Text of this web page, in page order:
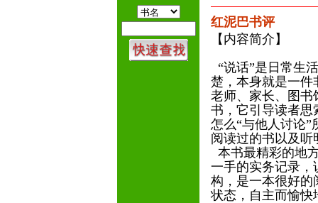
红泥巴书评
【内容简介】
“说话”是日常生
楚，本身就是一件
老师、家长、图书
书，它引导读者思
怎么“与他人讨论
阅读过的书以及
本书最精彩的地
一手的实务记录，
构，是一本很好的
状态，自主而愉